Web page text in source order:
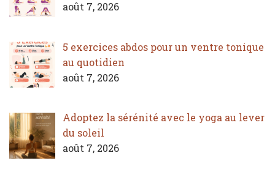
août 7, 2026
5 exercices abdos pour un ventre tonique
au quotidien
août 7, 2026
Adoptez la sérénité avec le yoga au lever
du soleil
août 7, 2026